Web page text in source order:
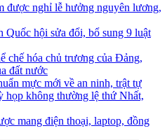
được nghỉ lễ hưởng nguyên lương,
hội sửa đổi, bổ sung 9 luật
chế hóa chủ trương của Đảng,
đất nước
mực mới về an ninh, trật tự
họp không thường lệ thứ Nhất,
mang điện thoại, laptop, đồng